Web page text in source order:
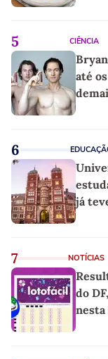
5 CIÊNCIA
até
6
já
7 NOTÍCIAS
do